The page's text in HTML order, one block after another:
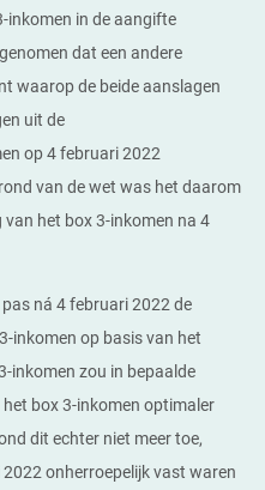
inkomen in de aangifte
dat een andere
waarop de beide aanslagen
uit de
op 4 februari 2022
van de wet was het daarom
van het box 3-inkomen na 4
ná 4 februari 2022 de
inkomen op basis van het
inkomen zou in bepaalde
box 3-inkomen optimaler
dit echter niet meer toe,
onherroepelijk vast waren